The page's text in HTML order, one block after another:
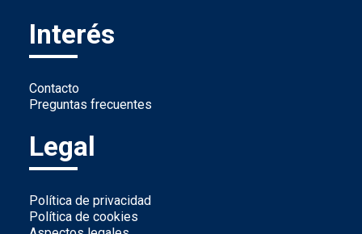
Interés
Contacto
Preguntas frecuentes
Legal
Política de privacidad
Política de cookies